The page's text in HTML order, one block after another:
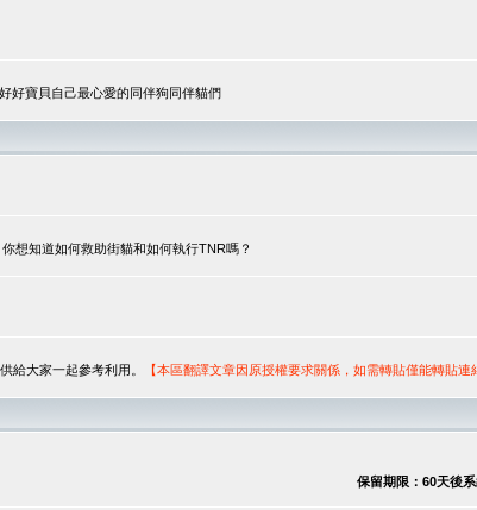
好寶貝自己最心愛的同伴狗同伴貓們
想知道如何救助街貓和如何執行TNR嗎？
給大家一起參考利用。 【本區翻譯文章因原授權要求關係，如需轉貼僅能轉貼連
保留期限：60天後系統自動